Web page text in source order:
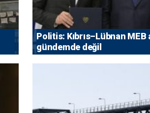
Politis: Kıbrıs–Lübnan MEB
gündemde değil